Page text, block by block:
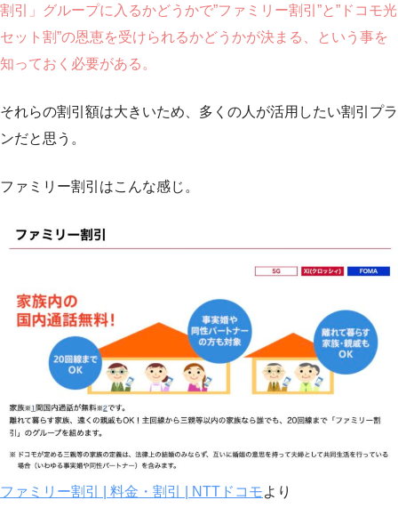
割引」グループに入るかどうかで”ファミリー割引”と”ドコモ光
セット割”の恩恵を受けられるかどうかが決まる、という事を
知っておく必要がある。
それらの割引額は大きいため、多くの人が活用したい割引プラ
ンだと思う。
ファミリー割引はこんな感じ。
ファミリー割引 | 料金・割引 | NTTドコモより